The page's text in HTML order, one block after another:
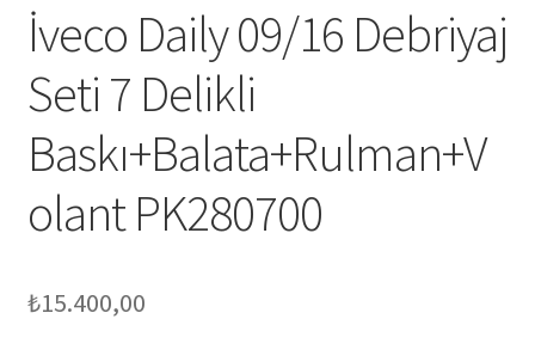
İveco Daily 09/16 Debriyaj
Seti 7 Delikli
Baskı+Balata+Rulman+V
olant PK280700
₺15.400,00